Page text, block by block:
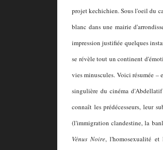
projet kechichien. Sous l'oeil du
blanc dans une mairie
impression justifiée quelques
se révèle tout un continent
vies minuscules. Voici résumée –
singulière du cinéma
connaît les prédécesseurs, leur
(l'immigration clandestine, la
Vénus Noire, l'homosexualité